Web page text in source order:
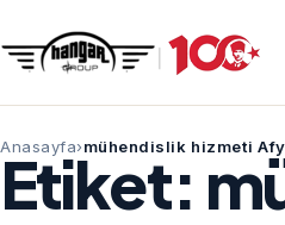
Anasayfa mühendislik hizmeti
Etiket: